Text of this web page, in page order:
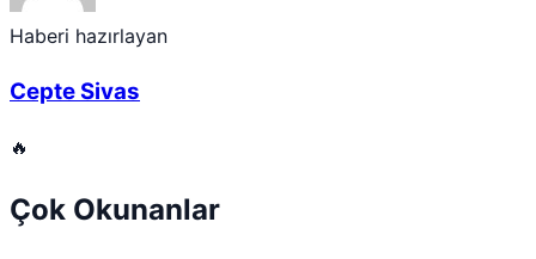
Haberi hazırlayan
Cepte Sivas
🔥
Çok Okunanlar